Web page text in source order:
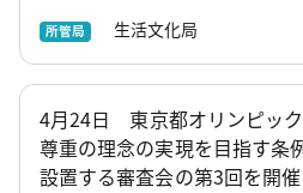
所管局 生活文化局
4月24日 東京都オリンピッ
尊重の理念の実現を目指す条
設置する審査会の第3回を開催